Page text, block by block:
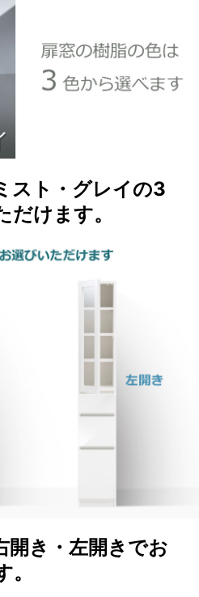
スト・グレイの3
けます。
開き・左開きでお